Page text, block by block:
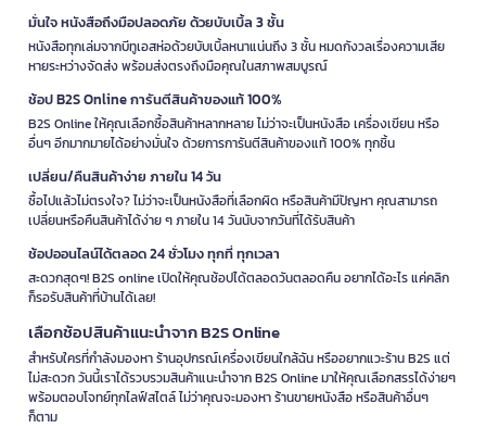
มั่นใจ หนังสือถึงมือปลอดภัย ด้วยบับเบิ้ล 3 ชั้น
หนังสือทุกเล่มจากบีทูเอสห่อด้วยบับเบิ้ลหนาแน่นถึง 3 ชั้น หมดกังวลเรื่องความเสีย
หายระหว่างจัดส่ง พร้อมส่งตรงถึงมือคุณในสภาพสมบูรณ์
ช้อป B2S Online การันตีสินค้าของแท้ 100%
B2S Online ให้คุณเลือกซื้อสินค้าหลากหลาย ไม่ว่าจะเป็นหนังสือ เครื่องเขียน หรือ
อื่นๆ อีกมากมายได้อย่างมั่นใจ ด้วยการการันตีสินค้าของแท้ 100% ทุกชิ้น
เปลี่ยน/คืนสินค้าง่าย ภายใน 14 วัน
ซื้อไปแล้วไม่ตรงใจ? ไม่ว่าจะเป็นหนังสือที่เลือกผิด หรือสินค้ามีปัญหา คุณสามารถ
เปลี่ยนหรือคืนสินค้าได้ง่าย ๆ ภายใน 14 วันนับจากวันที่ได้รับสินค้า
ช้อปออนไลน์ได้ตลอด 24 ชั่วโมง ทุกที่ ทุกเวลา
สะดวกสุดๆ! B2S online เปิดให้คุณช้อปได้ตลอดวันตลอดคืน อยากได้อะไร แค่คลิก
ก็รอรับสินค้าที่บ้านได้เลย!
เลือกช้อปสินค้าแนะนำจาก B2S Online
สำหรับใครที่กำลังมองหา ร้านอุปกรณ์เครื่องเขียนใกล้ฉัน หรืออยากแวะร้าน B2S แต่
ไม่สะดวก วันนี้เราได้รวบรวมสินค้าแนะนำจาก B2S Online มาให้คุณเลือกสรรได้ง่ายๆ
พร้อมตอบโจทย์ทุกไลฟ์สไตล์ ไม่ว่าคุณจะมองหา ร้านขายหนังสือ หรือสินค้าอื่นๆ
ก็ตาม